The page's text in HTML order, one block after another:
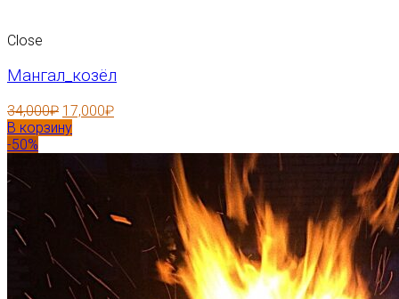
Close
Мангал_козёл
34,000₽ 17,000₽
В корзину
-50%